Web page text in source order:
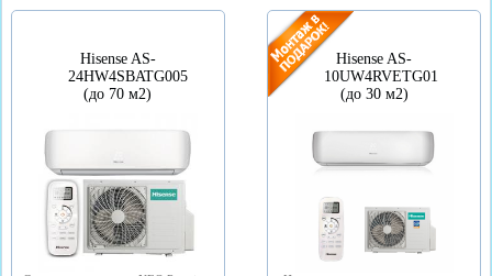
Hisense AS-
24HW4SBATG005
(до 70 м2)
Hisense AS-
10UW4RVETG01
(до 30 м2)